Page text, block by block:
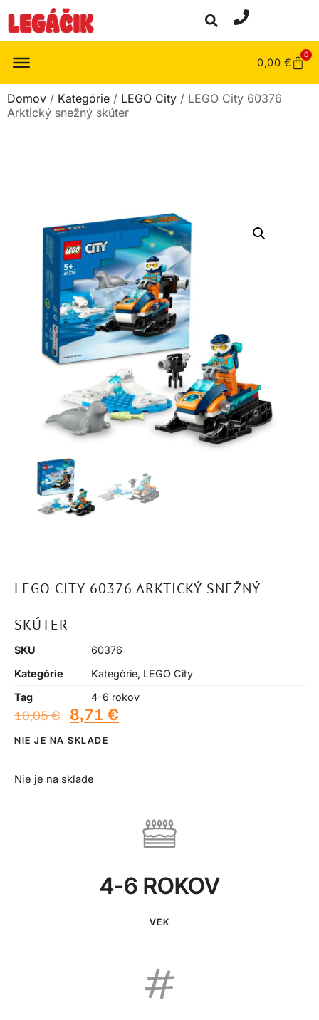
0,00 €
0
Domov / Kategórie / LEGO City / LEGO City 60376
Arktický snežný skúter
LEGO CITY 60376 ARKTICKÝ SNEŽNÝ
SKÚTER
SKU
60376
Kategórie
Kategórie, LEGO City
Tag
4-6 rokov
10,05€ 8,71 €
NIE JE NA SKLADE
Nie je na sklade
4-6 ROKOV
VEK